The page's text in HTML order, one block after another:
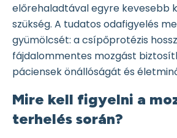
előrehaladtával egyre kevesebb
szükség. A tudatos odafigyelés
gyümölcsét: a csípőprotézis
fájdalommentes mozgást
páciensek önállóságát és
Mire kell figyelni a
terhelés során?